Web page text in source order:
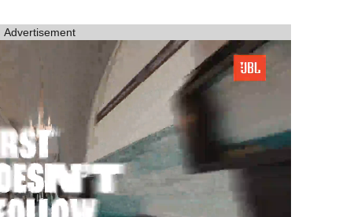
Advertisement